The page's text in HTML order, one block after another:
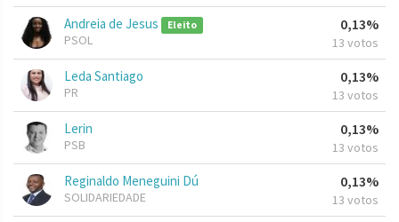
Andreia de Jesus Eleito
PSOL
0,13%
13 votos
Leda Santiago
PR
0,13%
13 votos
Lerin
PSB
0,13%
13 votos
Reginaldo Meneguini Dú
SOLIDARIEDADE
0,13%
13 votos